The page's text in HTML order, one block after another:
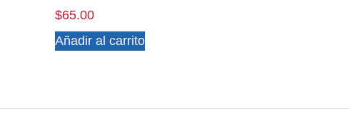
$65.00
Añadir al carrito